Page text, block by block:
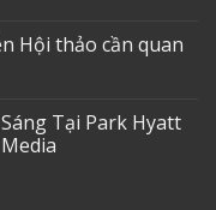
Hội thảo cần quan
Tại Park Hyatt